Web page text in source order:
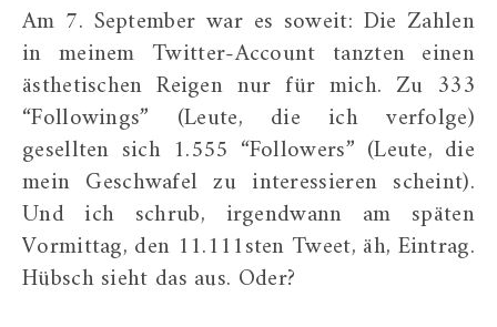
Am 7. September war es soweit: Die Zahlen
in meinem Twitter-Account tanzten einen
ästhetischen Reigen nur für mich. Zu 333
“Followings” (Leute, die ich verfolge)
gesellten sich 1.555 “Followers” (Leute, die
mein Geschwafel zu interessieren scheint).
Und ich schrub, irgendwann am späten
Vormittag, den 11.111sten Tweet, äh, Eintrag.
Hübsch sieht das aus. Oder?